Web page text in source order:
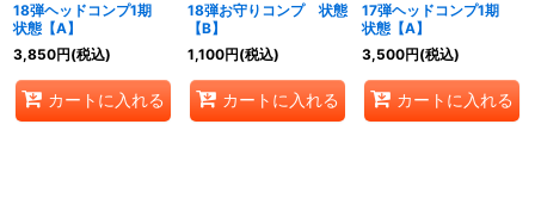
18弾ヘッドコンプ1期
状態【A】
3,850円(税込)
カートに入れる
18弾お守りコンプ 状態
【B】
1,100円(税込)
カートに入れる
17弾ヘッドコンプ1期
状態【A】
3,500円(税込)
カートに入れる